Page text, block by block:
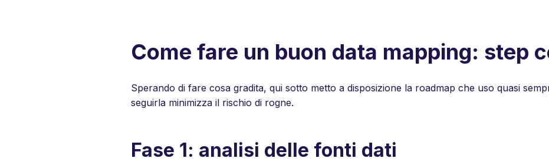
Come fare un buon data mapping: step
Sperando di fare cosa gradita, qui sotto metto a disposizione la roadmap che uso quasi
seguirla minimizza il rischio di rogne.
Fase 1: analisi delle fonti dati